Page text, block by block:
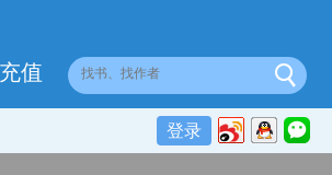
充值
登录